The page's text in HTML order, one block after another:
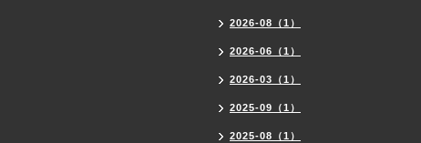
2026-08（1）
2026-06（1）
2026-03（1）
2025-09（1）
2025-08（1）